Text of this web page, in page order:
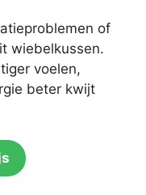
of
wiebelkussen.
voelen,
beter kwijt